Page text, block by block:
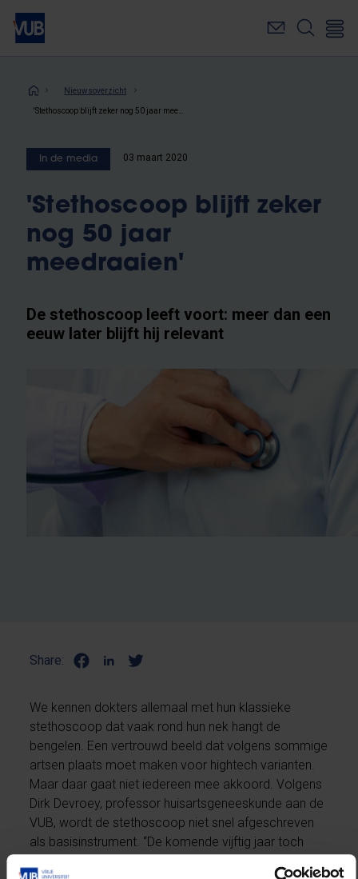
Overslaan
naar
inhoudKruimelpad
Nieuwsoverzicht
In de media 03 maart 2020
'Stethoscoop blijft zeker
nog 50 jaar
meedraaien'
De stethoscoop leeft voort: meer dan een
eeuw later blijft hij relevant
Share:
We kennen dokters allemaal met hun klassieke
stethoscoop dat vaak rond hun nek hangt de
bengelen. Een vertrouwd beeld dat volgens sommige
artsen plaats moet maken voor hightech varianten.
Maar daar gaat niet iedereen mee akkoord. Volgens
Dirk Devroey, professor huisartsgeneeskunde aan de
VUB, wordt de stethoscoop niet snel afgeschreven
als basisinstrument. “De komende vijftig jaar toch